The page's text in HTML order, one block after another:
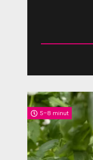
5-8 minut